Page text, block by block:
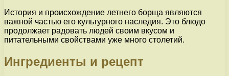
История и происхождение летнего борща являются
важной частью его культурного наследия. Это блюдо
продолжает радовать людей своим вкусом и
питательными свойствами уже много столетий.
Ингредиенты и рецепт